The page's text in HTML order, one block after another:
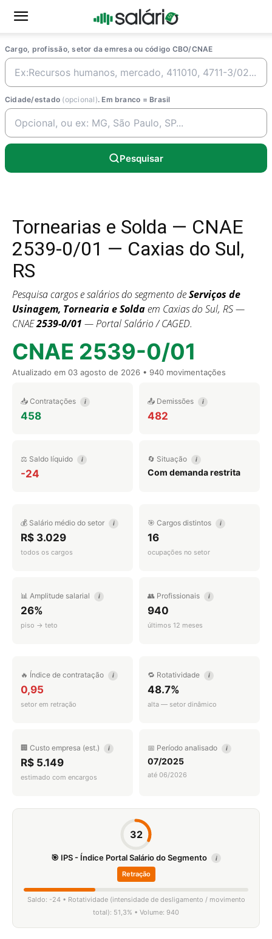
Cargo, profissão, setor da emresa ou código CBO/CNAE
Cidade/estado (opcional). Em branco = Brasil
Pesquisar
Tornearias e Solda — CNAE
2539-0/01 — Caxias do Sul,
RS
Pesquisa cargos e salários do segmento deServiços de
Usinagem, Tornearia e Soldaem Caxias do Sul, RS —
CNAE2539-0/01 — Portal Salário / CAGED.
CNAE 2539-0/01
Atualizado em 03 agosto de 2026 • 940 movimentações
📥 Contratações i
458
📤 Demissões i
482
⚖️ Saldo líquido i
-24
🔄 Situação i
Com demanda restrita
💰 Salário médio do setor i
R$ 3.029
todos os cargos
🎯 Cargos distintos i
16
ocupações no setor
📊 Amplitude salarial i
26%
piso → teto
👥 Profissionais i
940
últimos 12 meses
🔥 Índice de contratação i
0,95
setor em retração
🔁 Rotatividade i
48.7%
alta — setor dinâmico
🏢 Custo empresa (est.) i
R$ 5.149
estimado com encargos
📅 Período analisado i
07/2025
até 06/2026
32
🎯 IPS - Índice Portal Salário do Segmento i
Retração
Saldo: -24 • Rotatividade (intensidade de desligamento / movimento
total): 51,3% • Volume: 940